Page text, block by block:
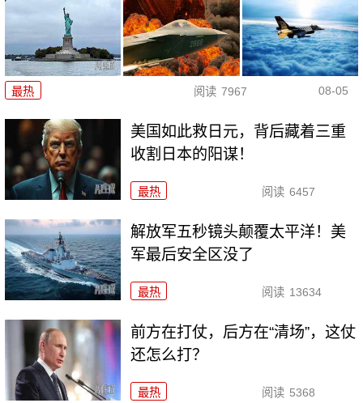
最热 阅读 7967 08-05
美国如此救日元，背后藏着三重
收割日本的阳谋！
最热 阅读 6457
解放军五秒镜头颠覆太平洋！美
军最后安全区没了
最热 阅读 13634
前方在打仗，后方在“清场”，这仗
还怎么打？
最热 阅读 5368